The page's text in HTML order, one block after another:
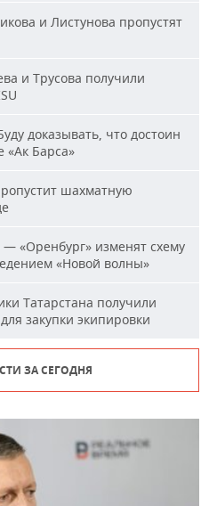
и Листунова пропустят
и Трусова получили
доказывать, что достоин
«Ак Барса»
шахматную
«Оренбург» изменят схему
«Новой волны»
Татарстана получили
закупки экипировки
ЗА СЕГОДНЯ